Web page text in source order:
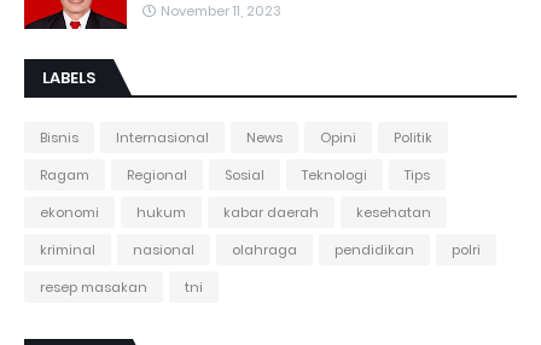
November 11, 2023
LABELS
Bisnis Internasional News Opini
Politik
Ragam
Regional Sosial Teknologi
Tips
ekonomi
hukum kabar daerah
kesehatan
kriminal
nasional olahraga pendidikan
polri
resep masakan
tni